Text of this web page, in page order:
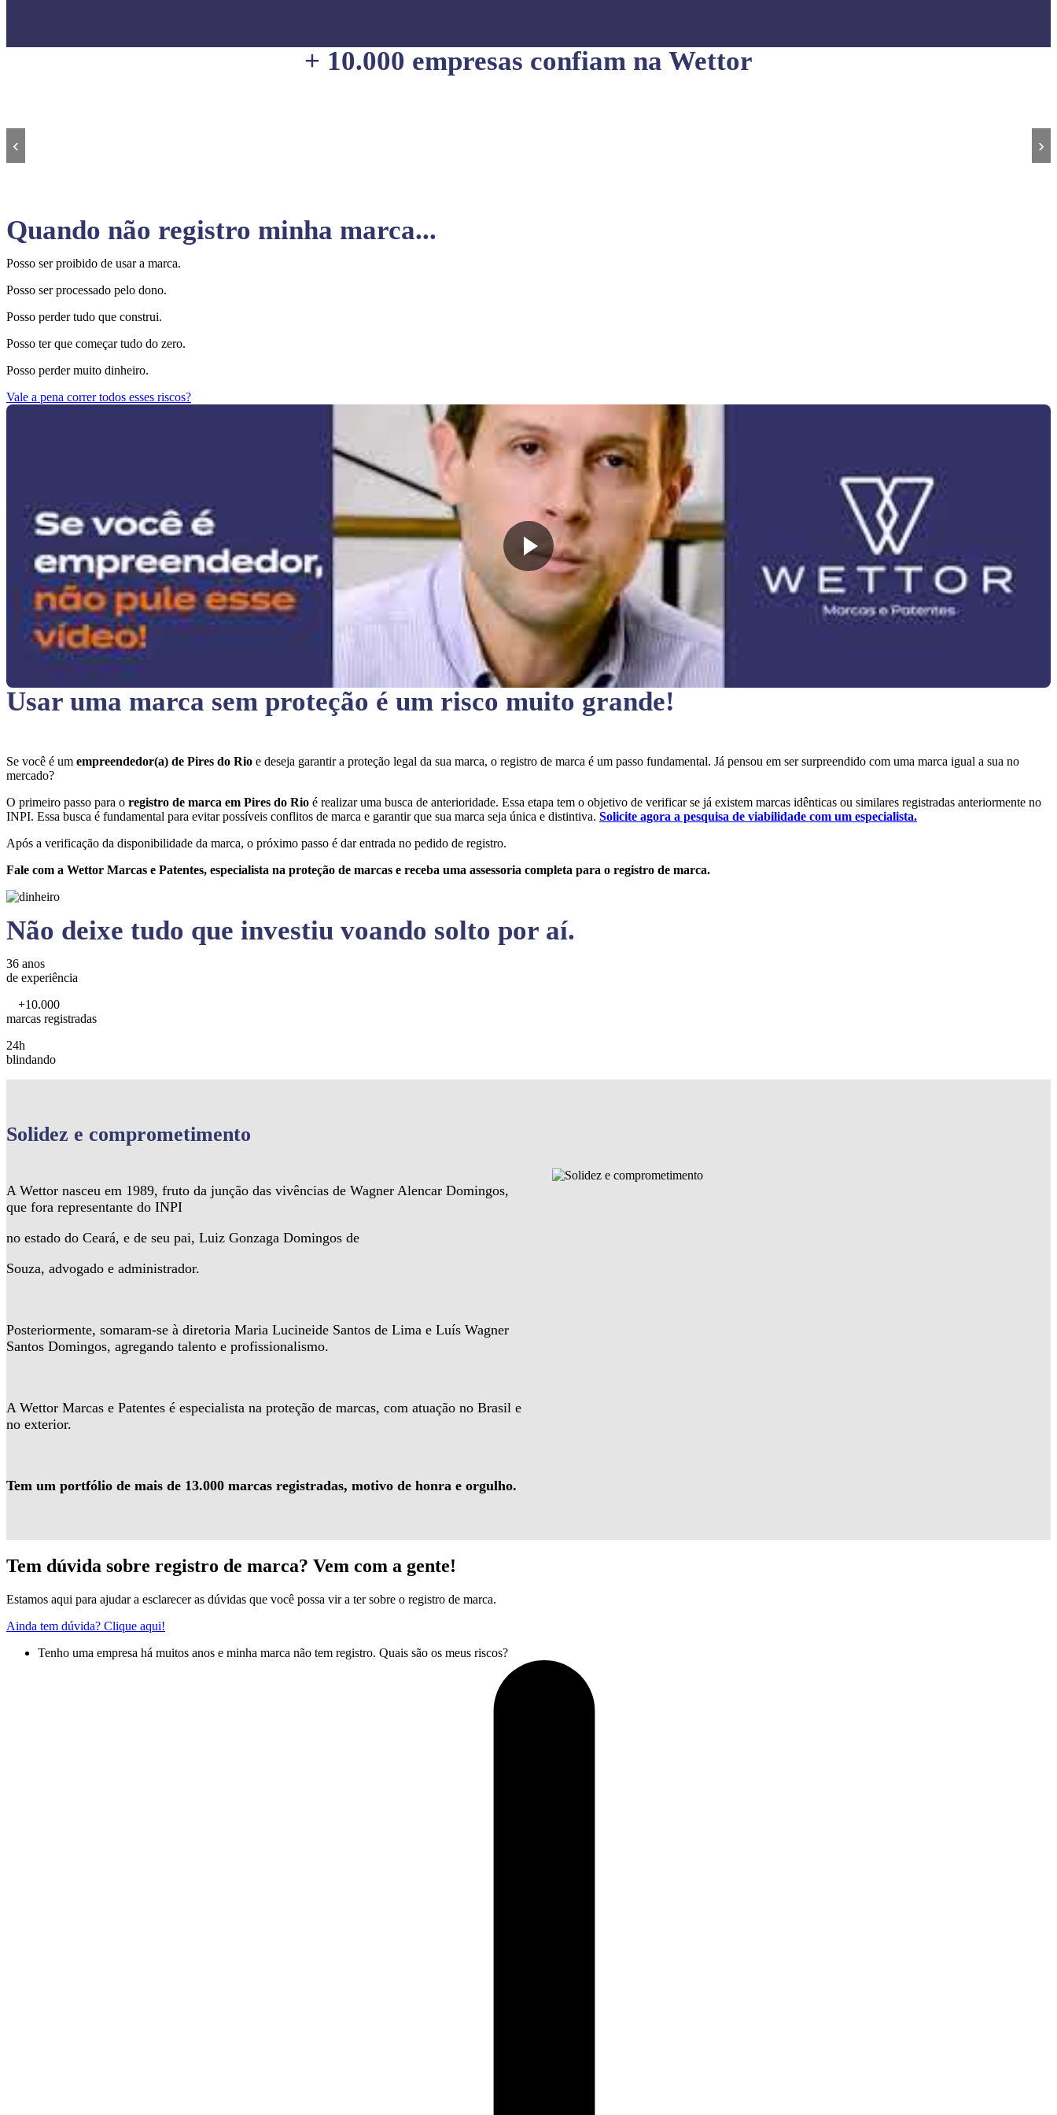
+ 10.000 empresas confiam na Wettor
‹ ›
Quando não registro minha marca...
Posso ser proibido de usar a marca.
Posso ser processado pelo dono.
Posso perder tudo que construi.
Posso ter que começar tudo do zero.
Posso perder muito dinheiro.
Vale a pena correr todos esses riscos?
Usar uma marca sem proteção é um risco muito grande!
Se você é um empreendedor(a) de Pires do Rio e deseja garantir a proteção legal da sua marca, o registro de marca é um passo fundamental. Já pensou em ser surpreendido com uma marca igual a sua no
mercado?
O primeiro passo para o registro de marca em Pires do Rio é realizar uma busca de anterioridade. Essa etapa tem o objetivo de verificar se já existem marcas idênticas ou similares registradas anteriormente no
INPI. Essa busca é fundamental para evitar possíveis conflitos de marca e garantir que sua marca seja única e distintiva. Solicite agora a pesquisa de viabilidade com um especialista.
Após a verificação da disponibilidade da marca, o próximo passo é dar entrada no pedido de registro.
Fale com a Wettor Marcas e Patentes, especialista na proteção de marcas e receba uma assessoria completa para o registro de marca.
Não deixe tudo que investiu voando solto por aí.
36 anos
de experiência
+10.000
marcas registradas
24h
blindando
Solidez e comprometimento
A Wettor nasceu em 1989, fruto da junção das vivências de Wagner Alencar Domingos,
que fora representante do INPI
no estado do Ceará, e de seu pai, Luiz Gonzaga Domingos de
Souza, advogado e administrador.
Posteriormente, somaram-se à diretoria Maria Lucineide Santos de Lima e Luís Wagner
Santos Domingos, agregando talento e profissionalismo.
A Wettor Marcas e Patentes é especialista na proteção de marcas, com atuação no Brasil e
no exterior.
Tem um portfólio de mais de 13.000 marcas registradas, motivo de honra e orgulho.
Tem dúvida sobre registro de marca? Vem com a gente!
Estamos aqui para ajudar a esclarecer as dúvidas que você possa vir a ter sobre o registro de marca.
Ainda tem dúvida? Clique aqui!
Tenho uma empresa há muitos anos e minha marca não tem registro. Quais são os meus riscos?